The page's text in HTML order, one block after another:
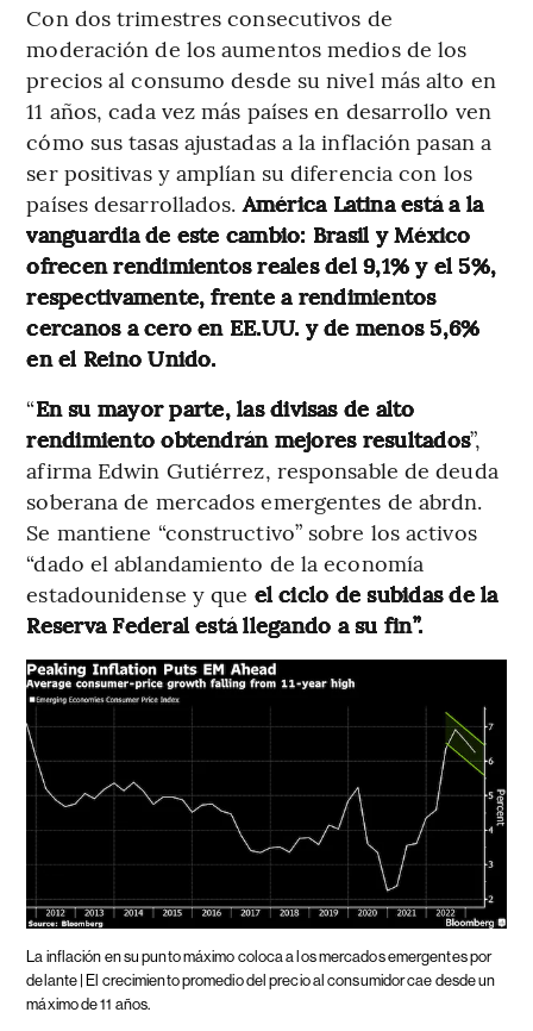
Con dos trimestres consecutivos de
moderación de los aumentos medios de los
precios al consumo desde su nivel más alto en
11 años, cada vez más países en desarrollo ven
cómo sus tasas ajustadas a la inflación pasan a
ser positivas y amplían su diferencia con los
países desarrollados.América Latina está a la
vanguardia de este cambio: Brasil y México
ofrecen rendimientos reales del 9,1% y el 5%,
respectivamente, frente a rendimientos
cercanos a cero en EE.UU. y de menos 5,6%
en el Reino Unido.
“En su mayor parte, las divisas de alto
rendimiento obtendrán mejores resultados”,
afirma Edwin Gutiérrez, responsable de deuda
soberana de mercados emergentes de abrdn.
Se mantiene “constructivo” sobre los activos
“dado el ablandamiento de la economía
estadounidense y que el ciclo de subidas de la
Reserva Federal está llegando a su fin”.
La inflación en su punto máximo coloca a los mercados emergentes por
delante | El crecimiento promedio del precio al consumidor cae desde un
máximo de 11 años.